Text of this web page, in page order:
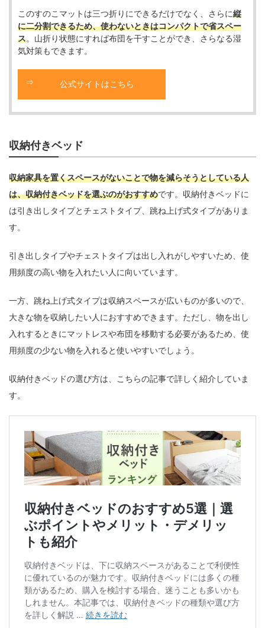
このすのこマットは三つ折りにできるだけでなく、さらに縦
に二分割できるため、使わないときはコンパクトで省スペー
ス。山折り状態にすれば布団を干すことができ、さらなる湿
気対策もできます。
公式サイトはこちら
収納付きベッド
収納家具を置くスペースがないことで物を減らそうとしている人
は、収納付きベッドを選ぶのがおすすめです。収納付きベッドに
は引き出しタイプとチェストタイプ、跳ね上げ式タイプがありま
す。
引き出しタイプやチェストタイプは出し入れがしやすいため、使
用頻度の高い物を入れたい人に向いています。
一方、跳ね上げ式タイプは収納スペースが広いものが多いので、
大きな物を収納したい人におすすめできます。ただし、物を出し
入れするときにマットレスや布団を移動する必要があるため、使
用頻度の少ない物を入れると使いやすいでしょう。
収納付きベッドの選び方は、こちらの記事で詳しく紹介していま
す。